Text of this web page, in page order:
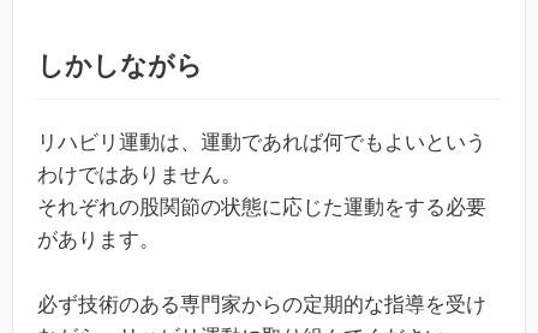
しかしながら
リハビリ運動は、運動であれば何でもよいという
わけではありません。
それぞれの股関節の状態に応じた運動をする必要
があります。
必ず技術のある専門家からの定期的な指導を受け